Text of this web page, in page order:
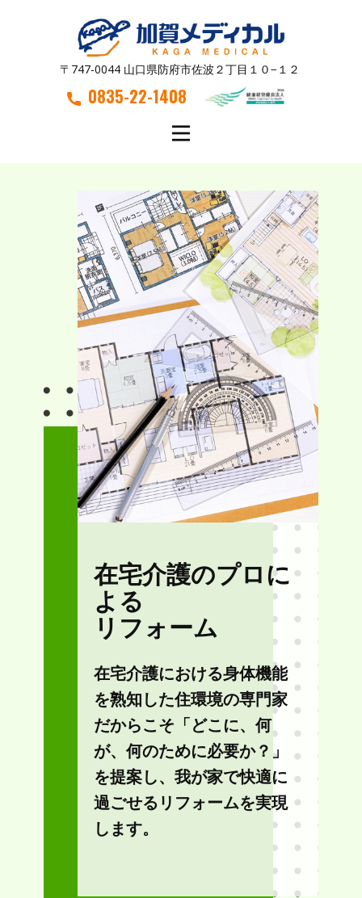
〒747-0044 山口県防府市佐波２丁目１０−１２
0835-22-1408
在宅介護のプロに
よる
リフォーム
在宅介護における身体機能
を熟知した住環境の専門家
だからこそ「どこに、何
が、何のために必要か？」
を提案し、我が家で快適に
過ごせるリフォームを実現
します。